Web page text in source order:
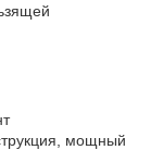
мощный